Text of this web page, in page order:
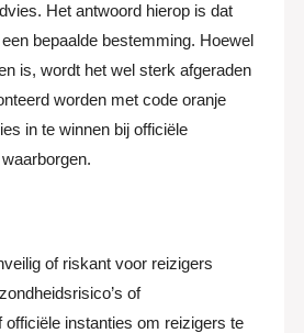
Het antwoord hierop is dat
bepaalde bestemming. Hoewel
is, wordt het wel sterk afgeraden
worden met code oranje
in te winnen bij officiële
of riskant voor reizigers
of
instanties om reizigers te